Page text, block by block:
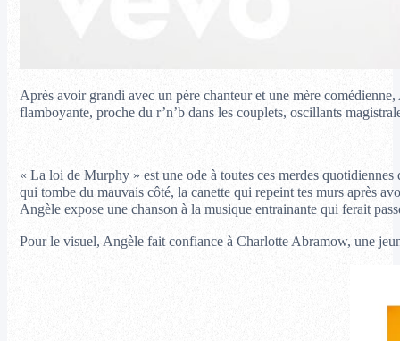
Après avoir grandi avec un père chanteur et une mère
flamboyante, proche du r’n’b dans les couplets, oscillants
« La loi de Murphy » est une ode à toutes ces merdes
qui tombe du mauvais côté, la canette qui repeint tes murs après
Angèle expose une chanson à la musique entrainante qui ferait
Pour le visuel, Angèle fait confiance à Charlotte Abramow, une